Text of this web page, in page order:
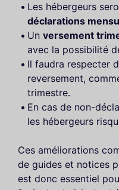
Les hébergeurs
déclarations
Un versement
avec la possibilité
Il faudra respecter
reversement,
trimestre.
En cas de non-
les hébergeurs
Ces améliorations
de guides et notices
est donc essentiel